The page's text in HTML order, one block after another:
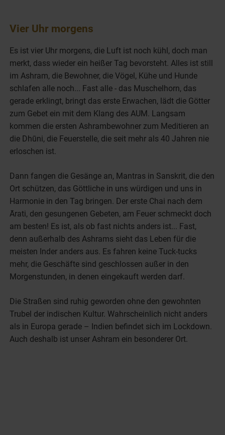
Vier Uhr morgens
Es ist vier Uhr morgens, die Luft ist noch kühl, doch man
merkt, dass wieder ein heißer Tag bevorsteht. Alles ist still
im Ashram, die Bewohner, die Vögel, Kühe und Hunde
schlafen alle noch... Fast alle - das Muschelhorn, das
gerade erklingt, bringt das erste Erwachen, lädt die Götter
zum Gebet ein mit dem Klang des AUM. Langsam
kommen die ersten Ashrambewohner zum Meditieren an
die Dhūni, die Feuerstelle, die seit mehr als 40 Jahren nie
erloschen ist.
Dann fangen die Gesänge an, Mantras in Sanskrit, die den
Ort schützen, das Göttliche in uns würdigen und uns in
Harmonie in den Tag bringen. Der erste Chai nach dem
Ārati, den gesungenen Gebeten, am Feuer schmeckt doch
am besten! Es ist, als ob fast nichts anders ist... Fast,
denn außerhalb des Ashrams sieht das Leben für die
meisten Inder anders aus. Es fahren keine Tuck-tucks
mehr, die Geschäfte sind geschlossen außer in den
Morgenstunden, in denen eingekauft werden darf.
Die Straßen sind ruhig geworden ohne den gewohnten
Trubel der indischen Kultur. Wahrscheinlich nicht anders
als in Europa gerade – Indien befindet sich im Lockdown.
Auch deshalb ist unser Ashram ein besonderer Ort.